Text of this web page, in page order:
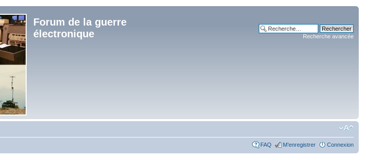
Forum de la guerre
électronique
Recherche avancée
FAQ M’enregistrer Connexion